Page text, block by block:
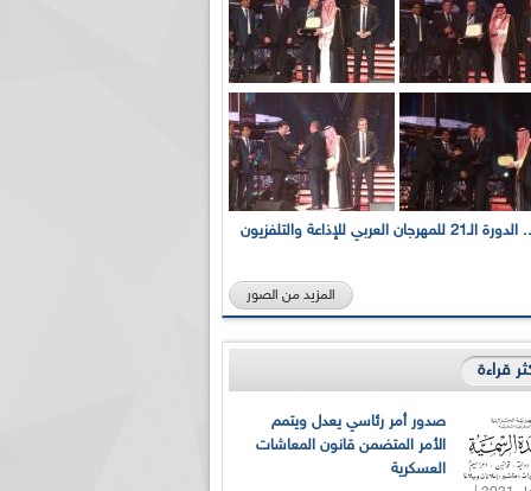
بالصور... الدورة الـ21 للمهرجان العربي للإذاعة والتلفزيون
المزيد من الصور
قراءة
صدور أمر رئاسي يعدل ويتمم
الأمر المتضمن قانون المعاشات
العسكرية